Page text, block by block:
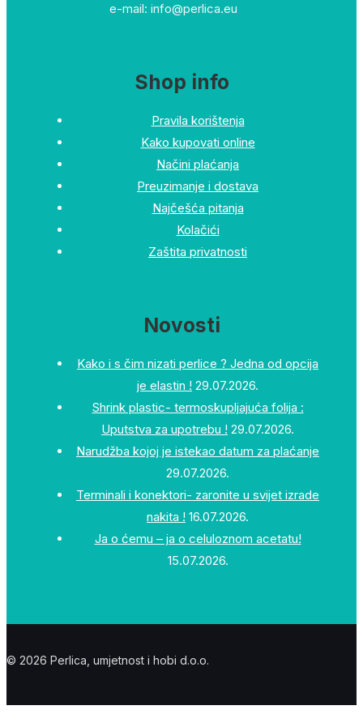
e-mail: info@perlica.eu
Shop info
Pravila korištenja
Kako kupovati online
Načini plaćanja
Preuzimanje i dostava
Najčešća pitanja
Kolačići
Zaštita privatnosti
Novosti
Kako i s čim nizati perlice ? Jedna od opcija
je elastin ! 29.07.2026.
Shrink plastic- termoskupljajuća folija :
Uputstva za upotrebu ! 29.07.2026.
Narudžba kojoj je istekao datum za plaćanje
29.07.2026.
Terminali i konektori- zaronite u svijet izrade
nakita ! 16.07.2026.
Ja o ćemu – ja o celuloznom acetatu!
15.07.2026.
© 2026 Perlica, umjetnost i hobi d.o.o.